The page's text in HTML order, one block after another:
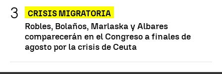
CRISIS MIGRATORIA
Robles, Bolaños, Marlaska y Albares
comparecerán en el Congreso a finales de
agosto por la crisis de Ceuta